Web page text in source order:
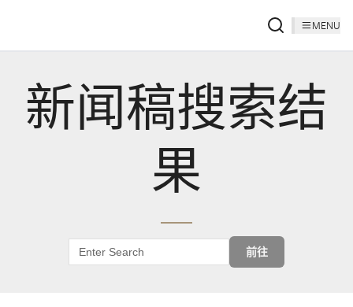
MENU
新闻稿搜索结
果
前往